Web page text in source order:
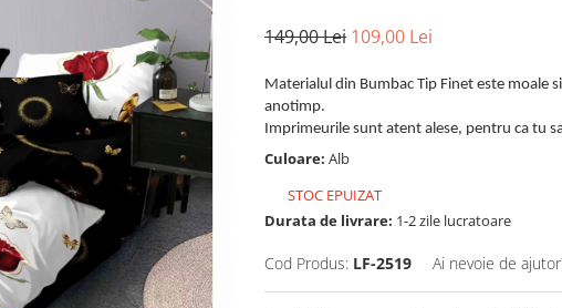
149,00 Lei 109,00 Lei
Materialul din Bumbac Tip Finet este moale
anotimp.
Imprimeurile sunt atent alese, pentru ca tu
Culoare: Alb
STOC EPUIZAT
Durata de livrare: 1-2 zile lucratoare
Cod Produs: LF-2519 Ai nevoie de